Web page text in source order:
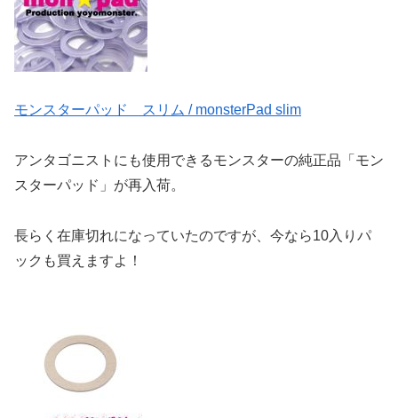
モンスターパッド スリム / monsterPad slim
アンタゴニストにも使用できるモンスターの純正品「モン
スターパッド」が再入荷。
長らく在庫切れになっていたのですが、今なら10入りパ
ックも買えますよ！